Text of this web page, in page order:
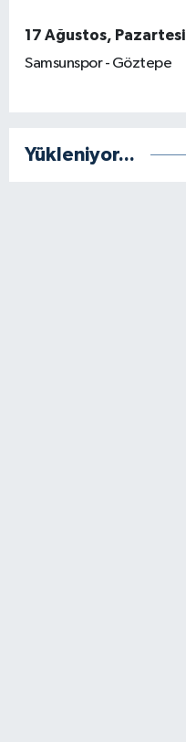
17 Ağustos, Pazartesi
Samsunspor - Göztepe
Yükleniyor...